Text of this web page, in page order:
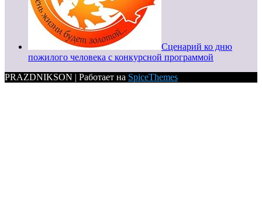
Сценарий ко дню
пожилого человека с конкурсной программой
PRAZDNIKSON | Работает на SpiceThemes